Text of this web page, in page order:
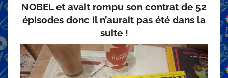
NOBEL et avait rompu son contrat de 52
épisodes donc il n’aurait pas été dans la
suite !